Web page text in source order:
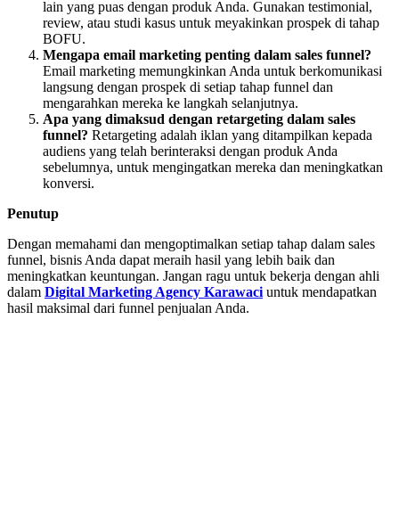
lain yang puas dengan produk Anda. Gunakan testimonial,
review, atau studi kasus untuk meyakinkan prospek di tahap
BOFU.
Mengapa email marketing penting dalam sales funnel?
Email marketing memungkinkan Anda untuk berkomunikasi
langsung dengan prospek di setiap tahap funnel dan
mengarahkan mereka ke langkah selanjutnya.
Apa yang dimaksud dengan retargeting dalam sales
funnel? Retargeting adalah iklan yang ditampilkan kepada
audiens yang telah berinteraksi dengan produk Anda
sebelumnya, untuk mengingatkan mereka dan meningkatkan
konversi.
Penutup
Dengan memahami dan mengoptimalkan setiap tahap dalam sales
funnel, bisnis Anda dapat meraih hasil yang lebih baik dan
meningkatkan keuntungan. Jangan ragu untuk bekerja dengan ahli
dalam Digital Marketing Agency Karawaci untuk mendapatkan
hasil maksimal dari funnel penjualan Anda.